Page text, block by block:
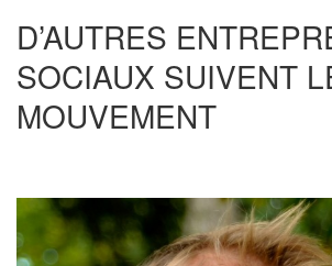
D’AUTRES
SOCIAUX SUIVENT
MOUVEMENT